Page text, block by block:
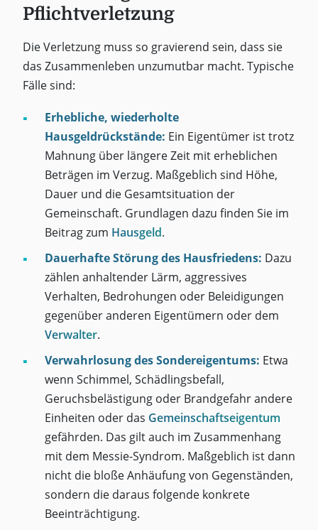
Pflichtverletzung
Die Verletzung muss so gravierend sein, dass sie
das Zusammenleben unzumutbar macht. Typische
Fälle sind:
Erhebliche, wiederholte
Hausgeldrückstände: Ein Eigentümer ist trotz
Mahnung über längere Zeit mit erheblichen
Beträgen im Verzug. Maßgeblich sind Höhe,
Dauer und die Gesamtsituation der
Gemeinschaft. Grundlagen dazu finden Sie im
Beitrag zum Hausgeld.
Dauerhafte Störung des Hausfriedens: Dazu
zählen anhaltender Lärm, aggressives
Verhalten, Bedrohungen oder Beleidigungen
gegenüber anderen Eigentümern oder dem
Verwalter.
Verwahrlosung des Sondereigentums: Etwa
wenn Schimmel, Schädlingsbefall,
Geruchsbelästigung oder Brandgefahr andere
Einheiten oder das Gemeinschaftseigentum
gefährden. Das gilt auch im Zusammenhang
mit dem Messie-Syndrom. Maßgeblich ist dann
nicht die bloße Anhäufung von Gegenständen,
sondern die daraus folgende konkrete
Beeinträchtigung.